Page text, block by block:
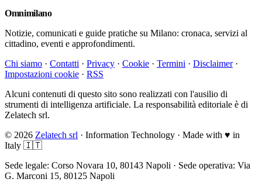
Omnimilano
Notizie, comunicati e guide pratiche su Milano: cronaca, servizi al
cittadino, eventi e approfondimenti.
Chi siamo · Contatti · Privacy · Cookie · Termini · Disclaimer ·
Impostazioni cookie · RSS
Alcuni contenuti di questo sito sono realizzati con l'ausilio di
strumenti di intelligenza artificiale. La responsabilità editoriale è di
Zelatech srl.
© 2026 Zelatech srl · Information Technology · Made with ♥ in
Italy 🇮🇹
Sede legale: Corso Novara 10, 80143 Napoli · Sede operativa: Via
G. Marconi 15, 80125 Napoli